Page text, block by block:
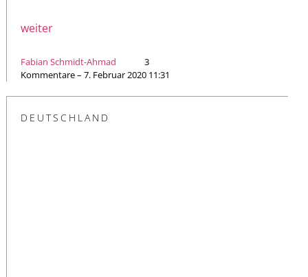
weiter
Fabian Schmidt-Ahmad
3
Kommentare – 7. Februar 2020 11:31
DEUTSCHLAND